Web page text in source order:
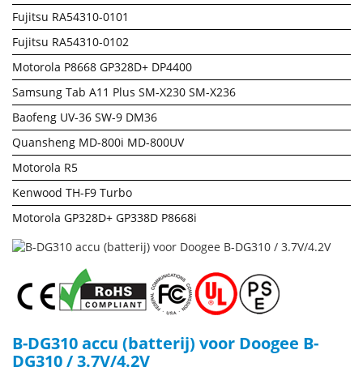
Fujitsu RA54310-0101
Fujitsu RA54310-0102
Motorola P8668 GP328D+ DP4400
Samsung Tab A11 Plus SM-X230 SM-X236
Baofeng UV-36 SW-9 DM36
Quansheng MD-800i MD-800UV
Motorola R5
Kenwood TH-F9 Turbo
Motorola GP328D+ GP338D P8668i
B-DG310 accu (batterij) voor Doogee B-
DG310 / 3.7V/4.2V